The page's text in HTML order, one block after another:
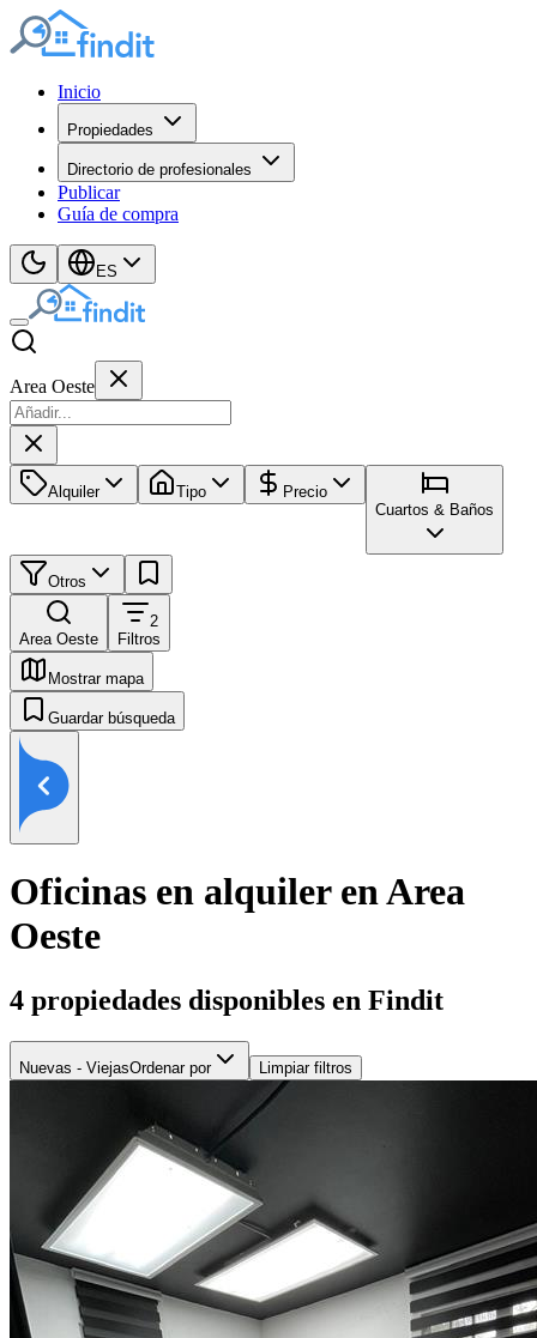
Inicio
Propiedades
Directorio de profesionales
Publicar
Guía de compra
ES
Area Oeste
Alquiler Tipo
Precio
Cuartos & Baños
Otros
Area Oeste
2
Filtros
Mostrar mapa
Guardar búsqueda
Oficinas en alquiler en Area
Oeste
4 propiedades disponibles en Findit
Nuevas - ViejasOrdenar por Limpiar filtros